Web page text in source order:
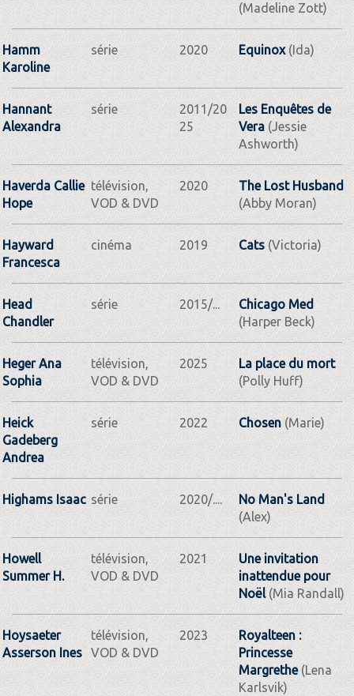
(Madeline Zott)
Hamm
Karoline
série 2020 Equinox(Ida)
Hannant
Alexandra
série
2011/20
25
Les Enquêtes de
Vera(Jessie
Ashworth)
Haverda Callie
Hope
télévision,
VOD & DVD
2020
The Lost Husband
(Abby Moran)
Hayward
Francesca
cinéma 2019 Cats(Victoria)
Head
Chandler
série 2015/...
Chicago Med
(Harper Beck)
Heger Ana
Sophia
télévision,
VOD & DVD
2025
La place du mort
(Polly Huff)
Heick
Gadeberg
Andrea
série 2022 Chosen(Marie)
Highams Isaac série 2020/....
No Man's Land
(Alex)
Howell
Summer H.
télévision,
VOD & DVD
2021
Une invitation
inattendue pour
Noël(Mia Randall)
Hoysaeter
Asserson Ines
télévision,
VOD & DVD
2023
Royalteen :
Princesse
Margrethe(Lena
Karlsvik)